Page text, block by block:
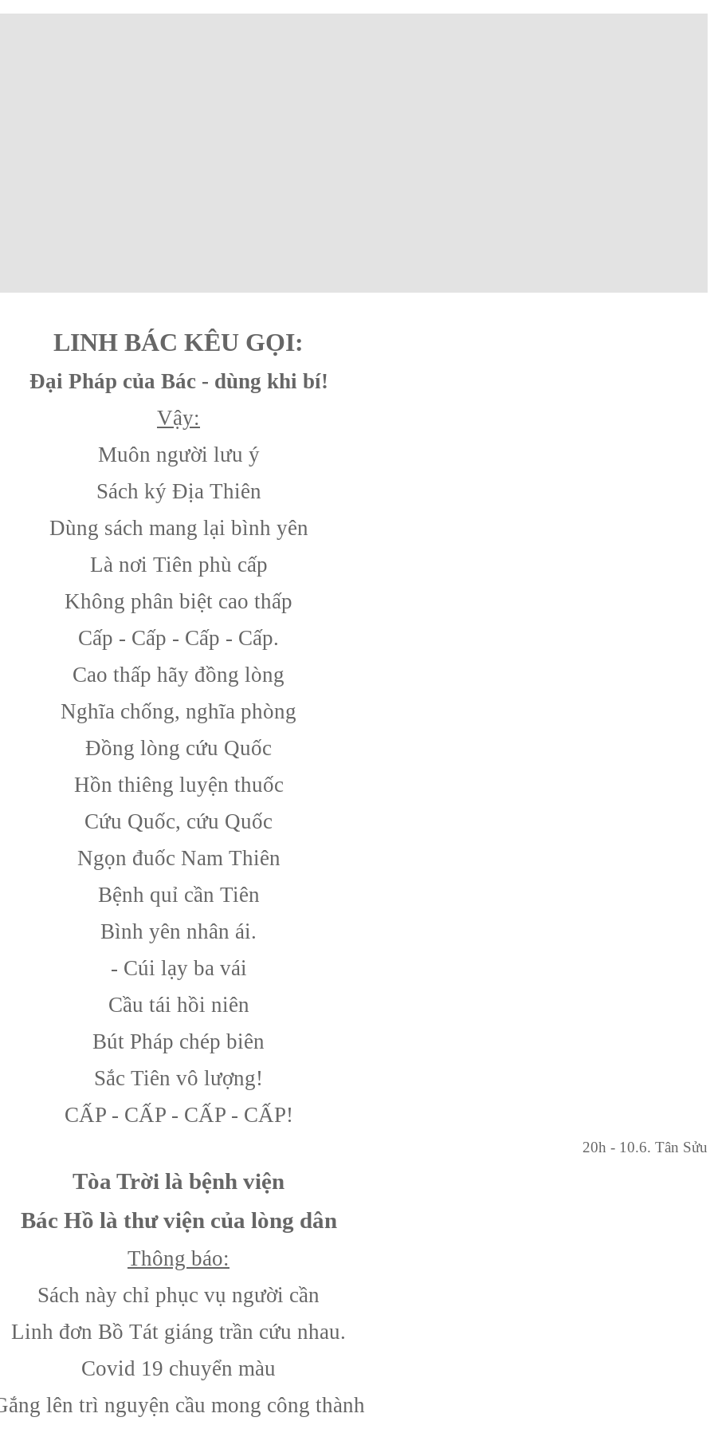
LINH BÁC KÊU GỌI:
Đại Pháp của Bác - dùng khi bí!
Vậy:
Muôn người lưu ý
Sách ký Địa Thiên
Dùng sách mang lại bình yên
Là nơi Tiên phù cấp
Không phân biệt cao thấp
Cấp - Cấp - Cấp - Cấp.
Cao thấp hãy đồng lòng
Nghĩa chống, nghĩa phòng
Đồng lòng cứu Quốc
Hồn thiêng luyện thuốc
Cứu Quốc, cứu Quốc
Ngọn đuốc Nam Thiên
Bệnh quỉ cần Tiên
Bình yên nhân ái.
- Cúi lạy ba vái
Cầu tái hồi niên
Bút Pháp chép biên
Sắc Tiên vô lượng!
CẤP - CẤP - CẤP - CẤP!
20h - 10.6. Tân Sửu
Tòa Trời là bệnh viện
Bác Hồ là thư viện của lòng dân
Thông báo:
Sách này chỉ phục vụ người cần
Linh đơn Bồ Tát giáng trần cứu nhau.
Covid 19 chuyển màu
lên trì nguyện cầu mong công thành